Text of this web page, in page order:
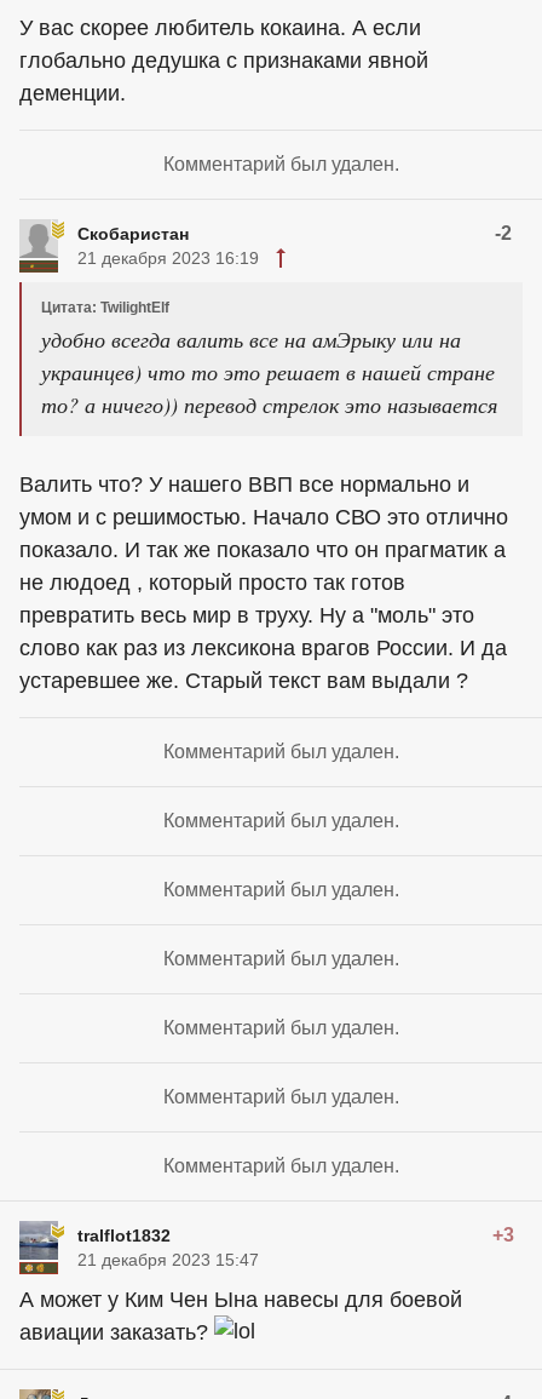
У вас скорее любитель кокаина. А если
глобально дедушка с признаками явной
деменции.
Комментарий был удален.
Скобаристан -2
21 декабря 2023 16:19
Цитата: TwilightElf
удобно всегда валить все на амЭрыку или на
украинцев) что то это решает в нашей стране
то? а ничего)) перевод стрелок это называется
Валить что? У нашего ВВП все нормально и
умом и с решимостью. Начало СВО это отлично
показало. И так же показало что он прагматик а
не людоед , который просто так готов
превратить весь мир в труху. Ну а "моль" это
слово как раз из лексикона врагов России. И да
устаревшее же. Старый текст вам выдали ?
Комментарий был удален.
Комментарий был удален.
Комментарий был удален.
Комментарий был удален.
Комментарий был удален.
Комментарий был удален.
Комментарий был удален.
tralflot1832 +3
21 декабря 2023 15:47
А может у Ким Чен Ына навесы для боевой
авиации заказать?